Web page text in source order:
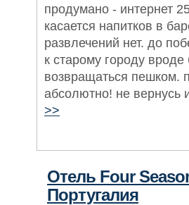
продумано - интернет
касается напитков в
развлечений нет. до
к старому городу
возвращаться пешком.
абсолютно! не вернусь
>>
Отель Four
Португалия